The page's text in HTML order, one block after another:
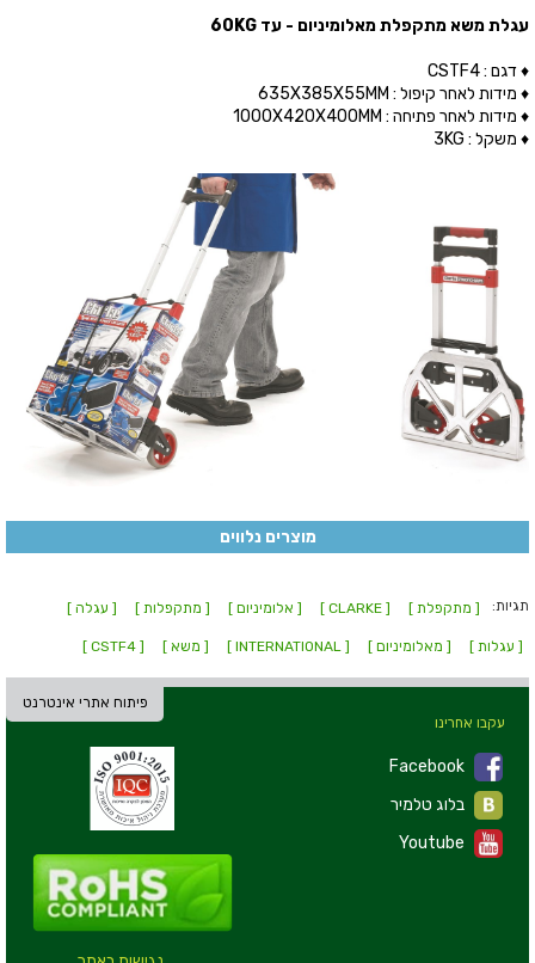
עגלת משא מתקפלת מאלומיניום - עד 60KG
♦ דגם : CSTF4
♦ מידות לאחר קיפול : 635X385X55MM
♦ מידות לאחר פתיחה : 1000X420X400MM
♦ משקל : 3KG
מוצרים נלווים
תגיות: [ מתקפלת ] [ CLARKE ] [ אלומיניום ] [ מתקפלות ] [ עגלה ]
[ עגלות ] [ מאלומיניום ] [ INTERNATIONAL ] [ משא ] [ CSTF4 ]
פיתוח אתרי אינטרנט
עקבו אחרינו
Facebook
Youtube